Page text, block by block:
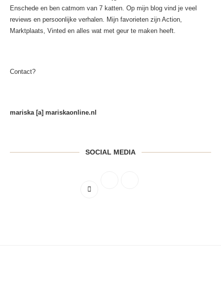
Enschede en ben catmom van 7 katten. Op mijn blog vind je veel
reviews en persoonlijke verhalen. Mijn favorieten zijn Action,
Marktplaats, Vinted en alles wat met geur te maken heeft.
Contact?
mariska [a] mariskaonline.nl
SOCIAL MEDIA